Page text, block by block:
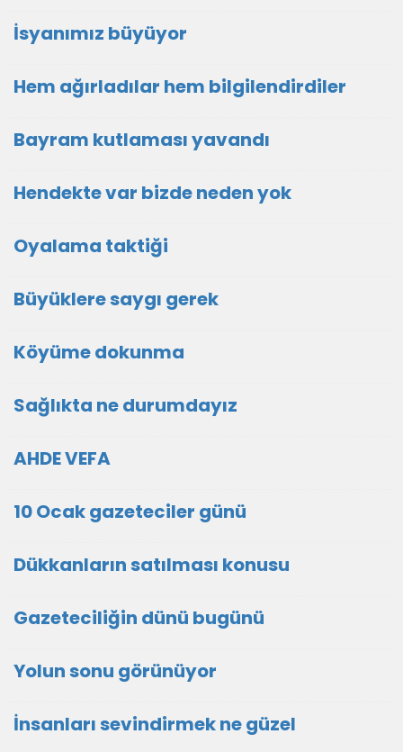
İsyanımız büyüyor
Hem ağırladılar hem bilgilendirdiler
Bayram kutlaması yavandı
Hendekte var bizde neden yok
Oyalama taktiği
Büyüklere saygı gerek
Köyüme dokunma
Sağlıkta ne durumdayız
AHDE VEFA
10 Ocak gazeteciler günü
Dükkanların satılması konusu
Gazeteciliğin dünü bugünü
Yolun sonu görünüyor
İnsanları sevindirmek ne güzel